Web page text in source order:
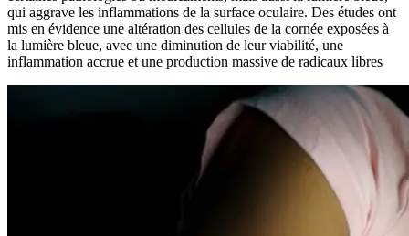
qui aggrave les inflammations de la surface oculaire. Des études ont
mis en évidence une altération des cellules de la cornée exposées à
la lumière bleue, avec une diminution de leur viabilité, une
inflammation accrue et une production massive de radicaux libres